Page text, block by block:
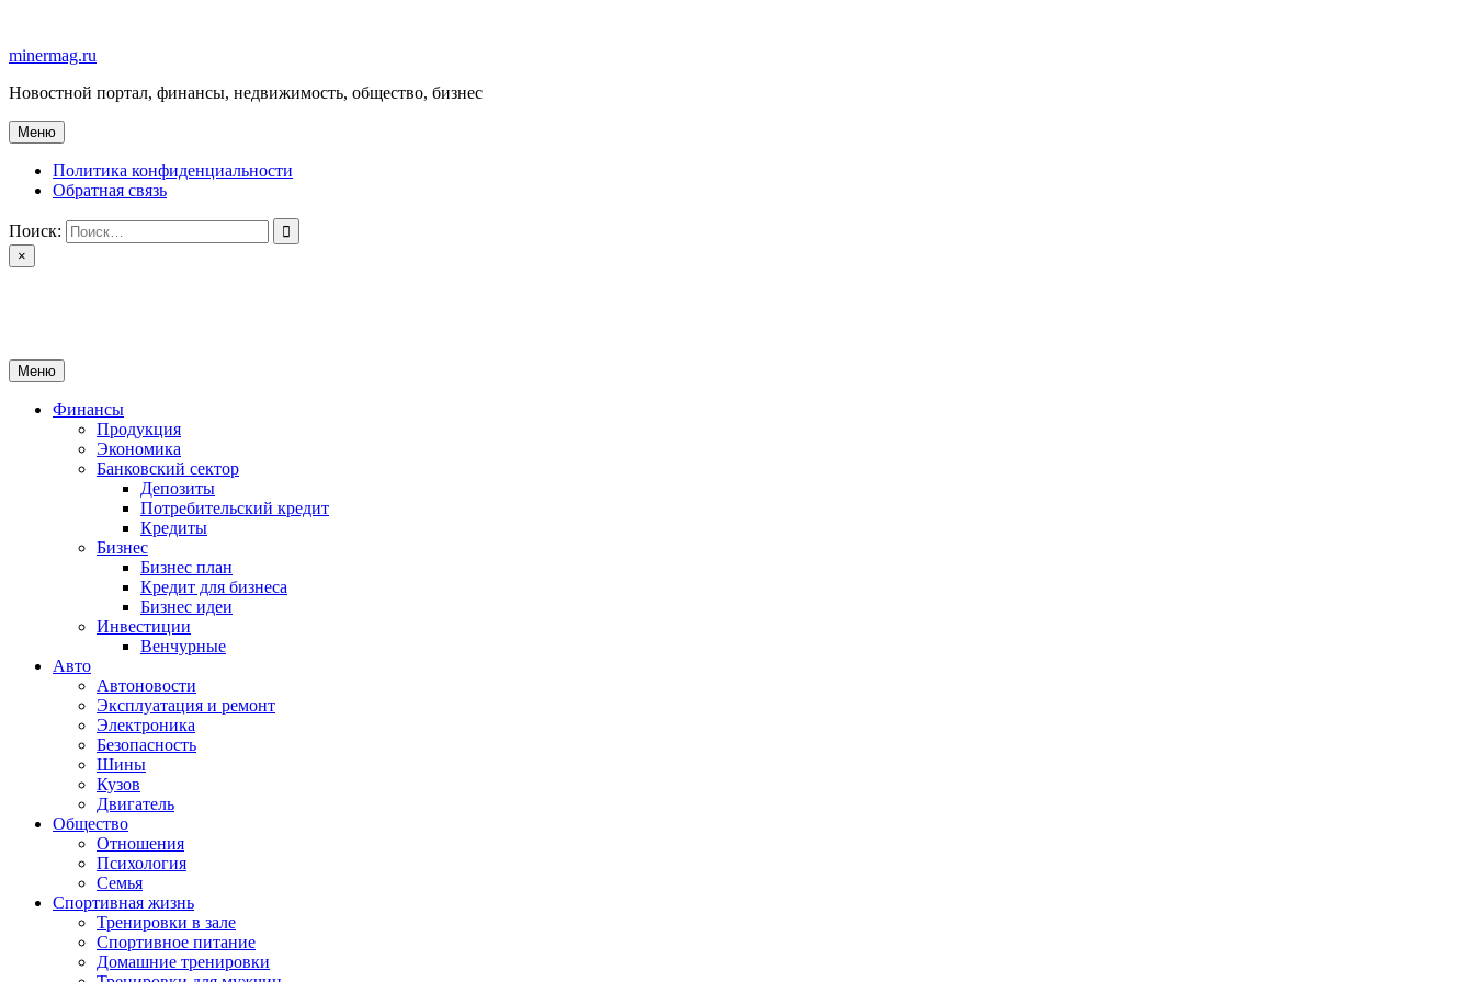
содержимому
minermag.ru
Новостной портал, финансы, недвижимость, общество, бизнес
Меню
Политика конфиденциальности
Обратная связь
Поиск:
×
Меню
Финансы
Продукция
Экономика
Банковский сектор
Депозиты
Потребительский кредит
Кредиты
Бизнес
Бизнес план
Кредит для бизнеса
Бизнес идеи
Инвестиции
Венчурные
Авто
Автоновости
Эксплуатация и ремонт
Электроника
Безопасность
Шины
Кузов
Двигатель
Общество
Отношения
Психология
Семья
Спортивная жизнь
Тренировки в зале
Спортивное питание
Домашние тренировки